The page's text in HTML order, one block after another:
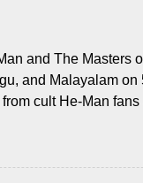
and The Masters
and Malayalam
from cult He-Man
to the growing
Karthik, who lends